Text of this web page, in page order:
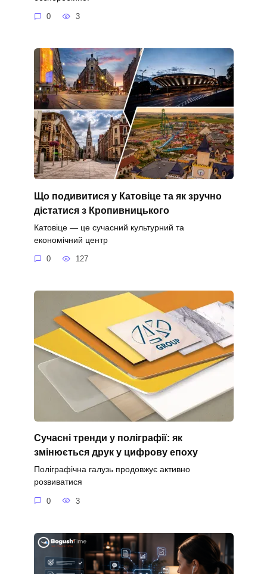
0 3
Що подивитися у Катовіце та як зручно
дістатися з Кропивницького
Катовіце — це сучасний культурний та
економічний центр
0 127
Сучасні тренди у поліграфії: як
змінюється друк у цифрову епоху
Поліграфічна галузь продовжує активно
розвиватися
0 3